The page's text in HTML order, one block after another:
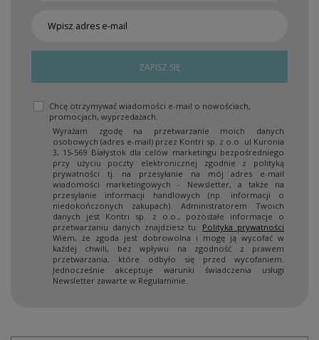
ZAPISZ SIĘ
Chcę otrzymywać wiadomości e-mail o nowościach,
promocjach, wyprzedażach.
Wyrażam zgodę na przetwarzanie moich danych
osobowych (adres e-mail) przez Kontri sp. z o.o. ul Kuronia
3, 15-569 Białystok dla celów marketingu bezpośredniego
przy użyciu poczty elektronicznej zgodnie z polityką
prywatności tj. na przesyłanie na mój adres e-mail
wiadomości marketingowych - Newsletter, a także na
przesyłanie informacji handlowych (np. informacji o
niedokończonych zakupach). Administratorem Twoich
danych jest Kontri sp. z o.o., pozostałe informacje o
przetwarzaniu danych znajdziesz tu: Polityka prywatności
Wiem, że zgoda jest dobrowolna i mogę ją wycofać w
każdej chwili, bez wpływu na zgodność z prawem
przetwarzania, które odbyło się przed wycofaniem.
Jednocześnie akceptuje warunki świadczenia usługi
Newsletter zawarte w Regulaminie.